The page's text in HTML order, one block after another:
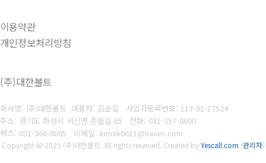
이용약관
개인정보처리방침
(주)대한볼트
회사명: (주)대한볼트 대표자: 김순길 사업자등록번호: 113-81-17524
주소: 경기도 화성시 서신면 흔들길 65 전화: 031-357-8600
팩스: 031-366-8005
이메일: kimsk6611@naver.com
Copyright © 2025 (주)대한볼트. All rights reserved. Created byYescall.com [관리자]